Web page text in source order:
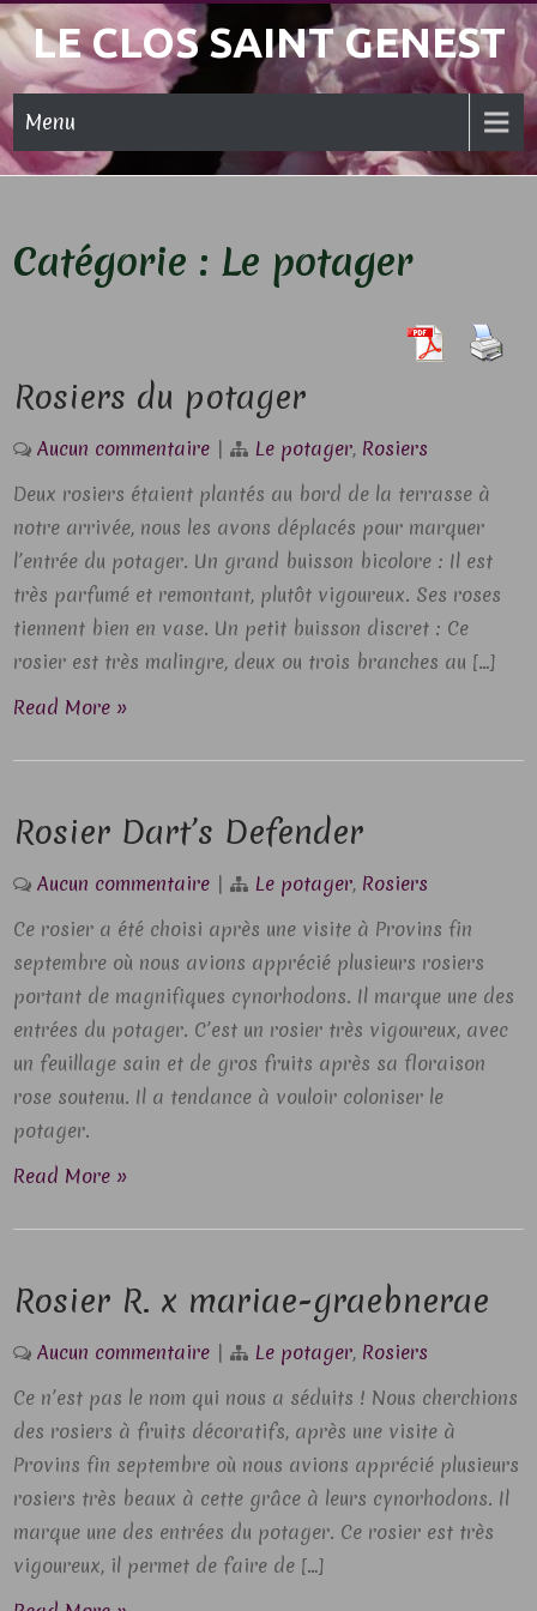
Skip
to
content
LE CLOS SAINT GENEST
Menu
Catégorie : Le potager
Rosiers du potager
Aucun commentaire | Le potager, Rosiers
Deux rosiers étaient plantés au bord de la terrasse à
notre arrivée, nous les avons déplacés pour marquer
l’entrée du potager. Un grand buisson bicolore : Il est
très parfumé et remontant, plutôt vigoureux. Ses roses
tiennent bien en vase. Un petit buisson discret : Ce
rosier est très malingre, deux ou trois branches au […]
Read More »
Rosier Dart’s Defender
Aucun commentaire | Le potager, Rosiers
Ce rosier a été choisi après une visite à Provins fin
septembre où nous avions apprécié plusieurs rosiers
portant de magnifiques cynorhodons. Il marque une des
entrées du potager. C’est un rosier très vigoureux, avec
un feuillage sain et de gros fruits après sa floraison
rose soutenu. Il a tendance à vouloir coloniser le
potager.
Read More »
Rosier R. x mariae-graebnerae
Aucun commentaire | Le potager, Rosiers
Ce n’est pas le nom qui nous a séduits ! Nous cherchions
des rosiers à fruits décoratifs, après une visite à
Provins fin septembre où nous avions apprécié plusieurs
rosiers très beaux à cette grâce à leurs cynorhodons. Il
marque une des entrées du potager. Ce rosier est très
vigoureux, il permet de faire de […]